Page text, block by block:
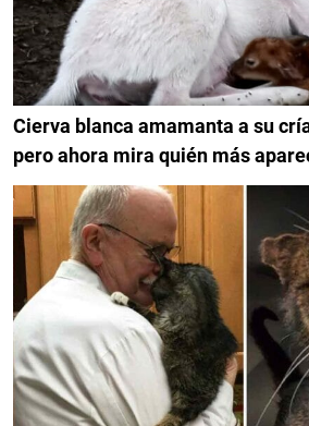
Cierva blanca amamanta a su
pero ahora mira quién más